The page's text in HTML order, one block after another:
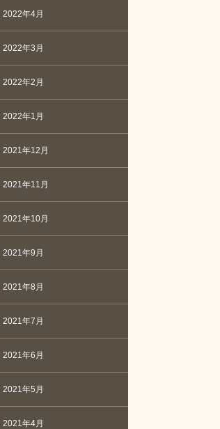
2022年4月
2022年3月
2022年2月
2022年1月
2021年12月
2021年11月
2021年10月
2021年9月
2021年8月
2021年7月
2021年6月
2021年5月
2021年4月